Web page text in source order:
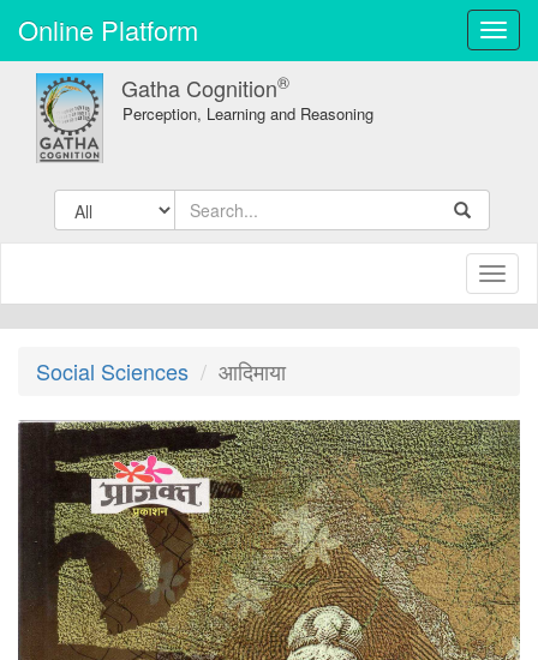
Online Platform
Gatha Cognition®
Perception, Learning and Reasoning
Social Sciences आदिमाया